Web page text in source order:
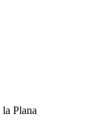
Plana